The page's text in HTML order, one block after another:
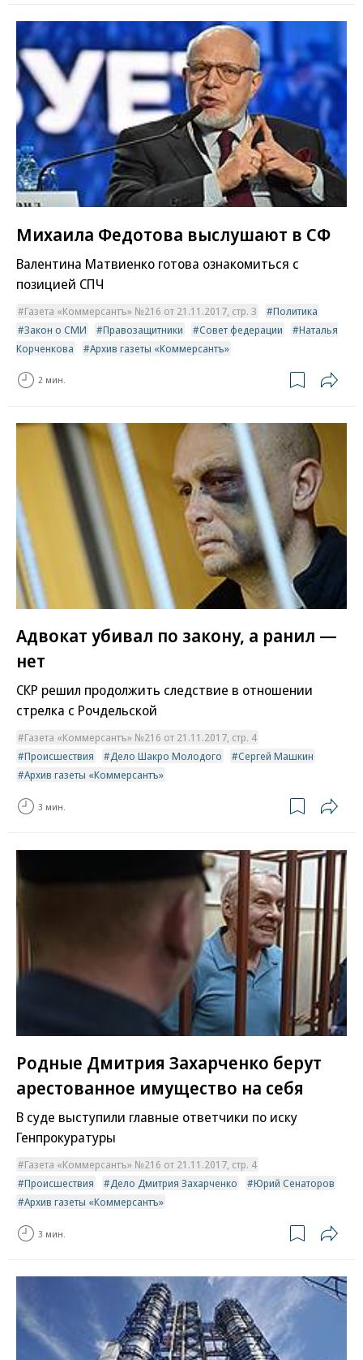
Михаила Федотова выслушают в СФ
Валентина Матвиенко готова ознакомиться с
позицией СПЧ
Газета «Коммерсантъ» №216 от 21.11.2017, стр. 3
Политика
Закон о СМИ
Правозащитники Совет федерации
Наталья
Корченкова
Архив газеты «Коммерсантъ»
2 мин.
Адвокат убивал по закону, а ранил —
нет
СКР решил продолжить следствие в отношении
стрелка с Рочдельской
Газета «Коммерсантъ» №216 от 21.11.2017, стр. 4
Происшествия
Дело Шакро Молодого
Сергей Машкин
Архив газеты «Коммерсантъ»
3 мин.
Родные Дмитрия Захарченко берут
арестованное имущество на себя
В суде выступили главные ответчики по иску
Генпрокуратуры
Газета «Коммерсантъ» №216 от 21.11.2017, стр. 4
Происшествия
Дело Дмитрия Захарченко
Юрий Сенаторов
Архив газеты «Коммерсантъ»
3 мин.